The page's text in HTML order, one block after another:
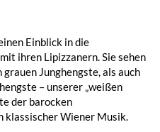
Einblick in die
ihren Lipizzanern. Sie sehen
Junghengste, als auch
– unserer „weißen
der barocken
Wiener Musik.